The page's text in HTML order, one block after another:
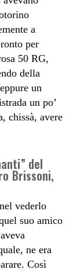
a
per
50 RG,
della
un
un po’
chissà, avere
del
Brissoni,
vederlo
suo amico
ne era
Così